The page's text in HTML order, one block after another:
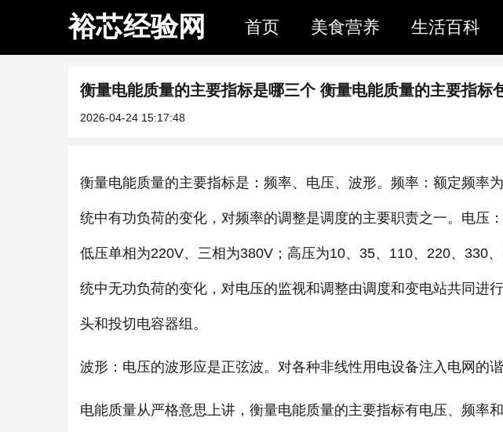
裕芯经验网 首页 美食营养 生活百科
衡量电能质量的主要指标是哪三个 衡量电能质量的主要指标
2026-04-24 15:17:48
衡量电能质量的主要指标是：频率、电压、波形。频率：额定频率
统中有功负荷的变化，对频率的调整是调度的主要职责之一。电压
低压单相为220V、三相为380V；高压为10、35、110、220、330
统中无功负荷的变化，对电压的监视和调整由调度和变电站共同进
头和投切电容器组。
波形：电压的波形应是正弦波。对各种非线性用电设备注入电网的
电能质量从严格意思上讲，衡量电能质量的主要指标有电压、频率